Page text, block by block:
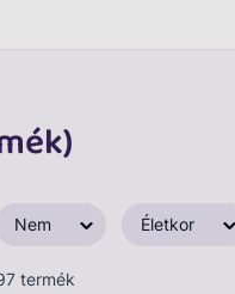
Nem Életkor
termék